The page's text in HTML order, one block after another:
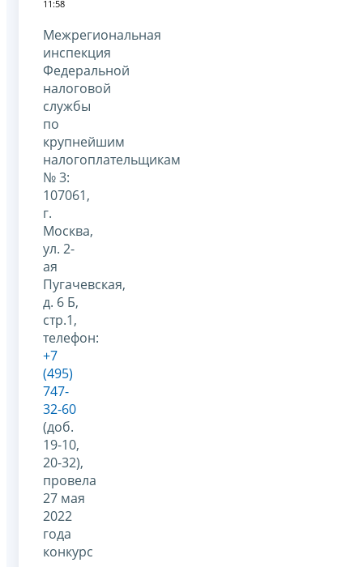
11:58
Межрегиональная
инспекция
Федеральной
налоговой
службы
по
крупнейшим
налогоплательщикам
№ 3:
107061,
г.
Москва,
ул. 2-
ая
Пугачевская,
д. 6 Б,
стр.1,
телефон:
+7
(495)
747-
32-60
(доб.
19-10,
20-32),
провела
27 мая
2022
года
конкурс